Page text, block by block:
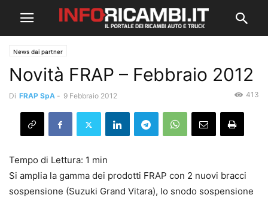
News dai partner
Novità FRAP – Febbraio 2012
Di FRAP SpA - 9 Febbraio 2012 413
Si amplia la gamma dei prodotti FRAP con 2 nuovi bracci
sospensione (Suzuki Grand Vitara), lo snodo sospensione